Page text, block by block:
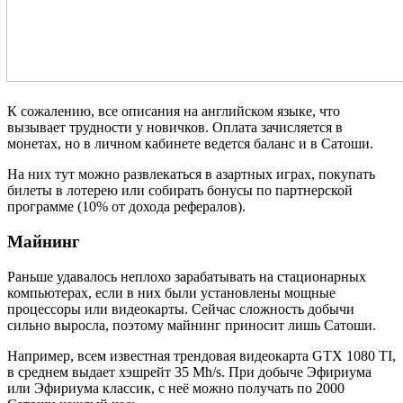
К сожалению, все описания на английском языке, что
вызывает трудности у новичков. Оплата зачисляется в
монетах, но в личном кабинете ведется баланс и в Сатоши.
На них тут можно развлекаться в азартных играх, покупать
билеты в лотерею или собирать бонусы по партнерской
программе (10% от дохода рефералов).
Майнинг
Раньше удавалось неплохо зарабатывать на стационарных
компьютерах, если в них были установлены мощные
процессоры или видеокарты. Сейчас сложность добычи
сильно выросла, поэтому майнинг приносит лишь Сатоши.
Например, всем известная трендовая видеокарта GTX 1080 TI,
в среднем выдает хэшрейт 35 Mh/s. При добыче Эфириума
или Эфириума классик, с неё можно получать по 2000